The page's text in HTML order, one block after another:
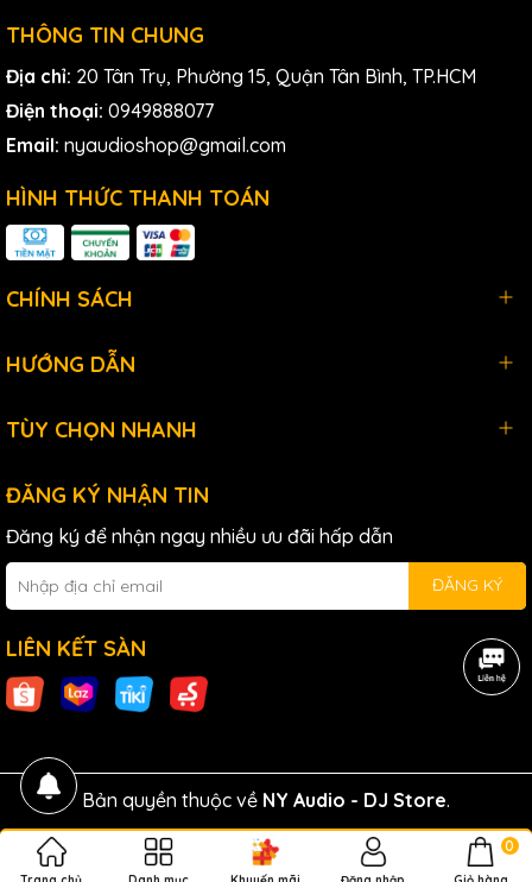
THÔNG TIN CHUNG
Địa chỉ: 20 Tân Trụ, Phường 15, Quận Tân Bình, TP.HCM
Điện thoại: 0949888077
Email: nyaudioshop@gmail.com
HÌNH THỨC THANH TOÁN
CHÍNH SÁCH
HƯỚNG DẪN
TÙY CHỌN NHANH
ĐĂNG KÝ NHẬN TIN
Đăng ký để nhận ngay nhiều ưu đãi hấp dẫn
ĐĂNG KÝ
LIÊN KẾT SÀN
Bản quyền thuộc về NY Audio - DJ Store.
0